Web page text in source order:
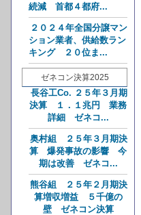
続減 首都４都府...
２０２４年全国分譲マン
ション業者、供給数ラン
キング ２０位ま...
ゼネコン決算2025
長谷工Co. ２５年３月期
決算 １．１兆円 業務
詳細 ゼネコ...
奥村組 ２５年３月期決
算 爆発事故の影響 今
期は改善 ゼネコ...
熊谷組 ２５年２月期決
算増収増益 ５千億の
壁 ゼネコン決算